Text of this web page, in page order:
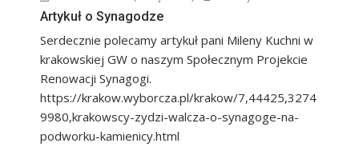
Artykuł o Synagodze
Serdecznie polecamy artykuł pani Mileny Kuchni w
krakowskiej GW o naszym Społecznym Projekcie
Renowacji Synagogi.
https://krakow.wyborcza.pl/krakow/7,44425,3274
9980,krakowscy-zydzi-walcza-o-synagoge-na-
podworku-kamienicy.html